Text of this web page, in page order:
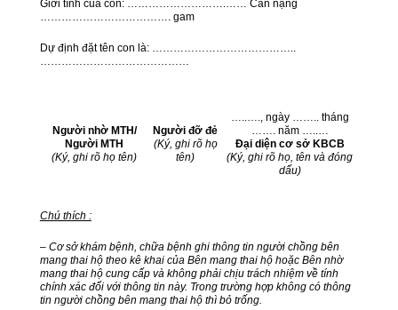
Giới tính của con: ……………………….…… Cân nặng
………………………………. gam
Dự định đặt tên con là: …………………………………..
……………………………………
Người nhờ MTH/
Người MTH
(Ký, ghi rõ họ tên)
Người đỡ đẻ
(Ký, ghi rõ họ
tên)
…..…., ngày …….. tháng
……. năm …..…
Đại diện cơ sở KBCB
(Ký, ghi rõ họ, tên và đóng
dấu)
Chú thích :
– Cơ sở khám bệnh, chữa bệnh ghi thông tin người chồng bên
mang thai hộ theo kê khai của Bên mang thai hộ hoặc Bên nhờ
mang thai hộ cung cấp và không phải chịu trách nhiệm về tính
chính xác đối với thông tin này. Trong trường hợp không có thông
tin người chồng bên mang thai hộ thì bỏ trống.